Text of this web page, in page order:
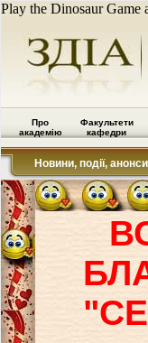
Play the Dinosaur Game
Про
академію
Факультети
кафедри
Новини, події, анонси